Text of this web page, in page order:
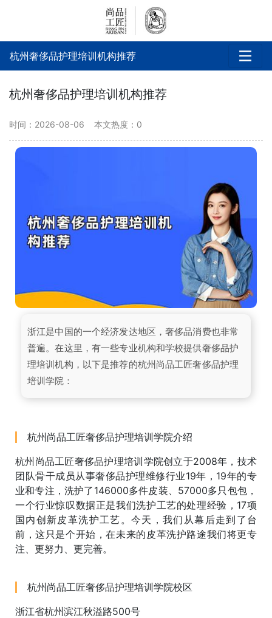
杭州奢侈品护理培训机构推荐
杭州奢侈品护理培训机构推荐
时间：2026-08-06 本文热度： 0
浙江是中国的一个经济发达地区，奢侈品消费也非常
普遍。在这里，有一些专业机构和学校提供奢侈品护
理培训机构，以下是推荐的杭州尚品工匠奢侈品护理
培训学院：
杭州尚品工匠奢侈品护理培训学院介绍
杭州尚品工匠奢侈品护理培训学院创立于2008年，技术
团队骨干成员从事奢侈品护理维修行业19年，19年的专
业和专注，洗护了146000多件皮装、57000多只包包，
一个行业惊叹数据正是我们洗护工艺的处理经验，17项
国内创新皮革洗护工艺。今天，我们从幕后走到了台
前，这只是个开始，在未来的皮革洗护路途我们将更专
注、更努力、更完善。
杭州尚品工匠奢侈品护理培训学院校区
浙江省杭州滨江秋溢路500号